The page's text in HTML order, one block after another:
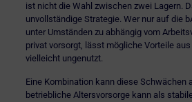
ist nicht die Wahl zwischen zwei Lagern.
unvollständige Strategie. Wer nur auf die
unter Umständen zu abhängig vom
privat vorsorgt, lässt mögliche Vorteile
vielleicht ungenutzt.
Eine Kombination kann diese Schwächen
betriebliche Altersvorsorge kann als